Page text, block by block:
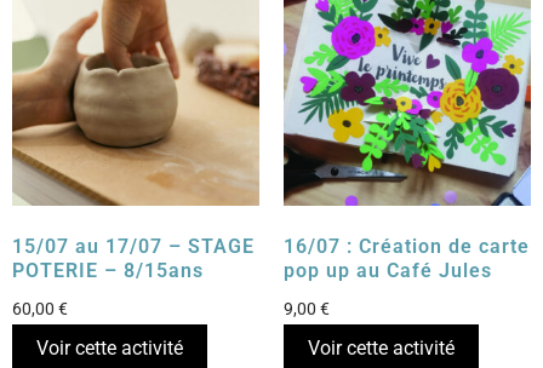
15/07 au 17/07 – STAGE
POTERIE – 8/15ans
60,00 €
Voir cette activité
16/07 : Création de carte
pop up au Café Jules
9,00 €
Voir cette activité